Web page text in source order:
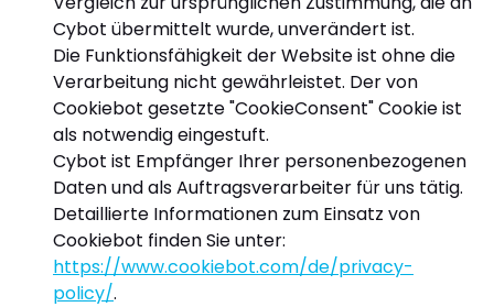
Cybot übermittelt wurde, unverändert ist.
Die Funktionsfähigkeit der Website ist ohne die
Verarbeitung nicht gewährleistet. Der von
Cookiebot gesetzte "CookieConsent" Cookie ist
als notwendig eingestuft.
Cybot ist Empfänger Ihrer personenbezogenen
Daten und als Auftragsverarbeiter für uns tätig.
Detaillierte Informationen zum Einsatz von
Cookiebot finden Sie unter:
https://www.cookiebot.com/de/privacy-
policy/.